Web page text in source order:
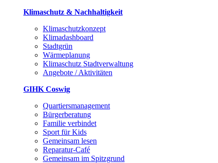
Klimaschutz & Nachhaltigkeit
Klimaschutzkonzept
Klimadashboard
Stadtgrün
Wärmeplanung
Klimaschutz Stadtverwaltung
Angebote / Aktivitäten
GIHK Coswig
Quartiersmanagement
Bürgerberatung
Familie verbindet
Sport für Kids
Gemeinsam lesen
Reparatur-Café
Gemeinsam im Spitzgrund